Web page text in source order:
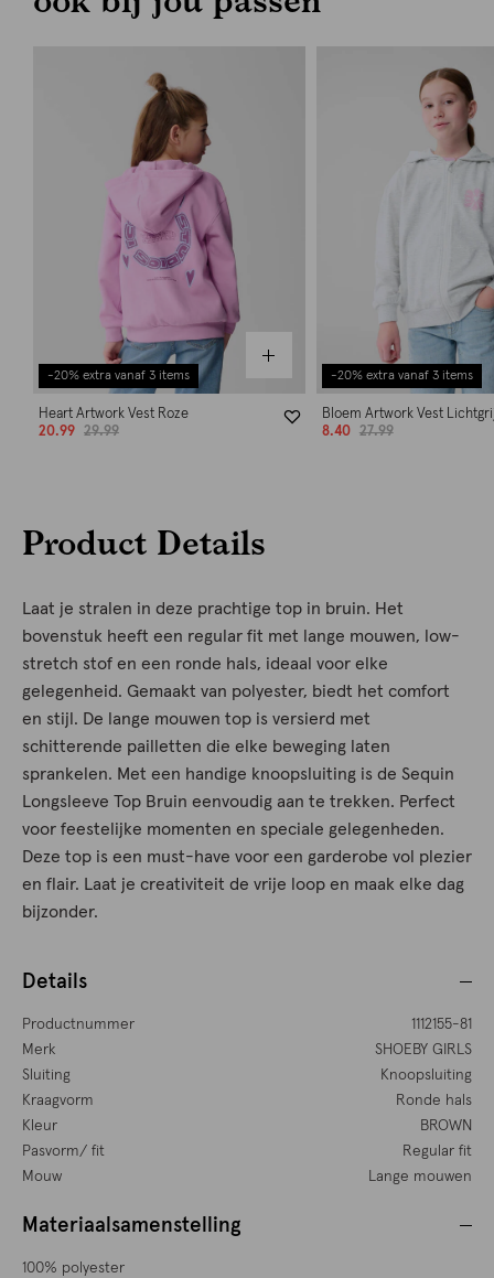
-20% extra vanaf 3 items
Heart Artwork Vest Roze
20.99
29.99
-20% extra vanaf 3 items
Bloem Artwork Vest
8.40
27.99
Product Details
Laat je stralen in deze prachtige top in bruin. Het
bovenstuk heeft een regular fit met lange mouwen, low-
stretch stof en een ronde hals, ideaal voor elke
gelegenheid. Gemaakt van polyester, biedt het comfort
en stijl. De lange mouwen top is versierd met
schitterende pailletten die elke beweging laten
sprankelen. Met een handige knoopsluiting is de Sequin
Longsleeve Top Bruin eenvoudig aan te trekken. Perfect
voor feestelijke momenten en speciale gelegenheden.
Deze top is een must-have voor een garderobe vol plezier
en flair. Laat je creativiteit de vrije loop en maak elke dag
bijzonder.
Details
Productnummer
1112155-81
Merk
SHOEBY GIRLS
Sluiting
Knoopsluiting
Kraagvorm
Ronde hals
Kleur
BROWN
Pasvorm/ fit
Regular fit
Mouw
Lange mouwen
Materiaalsamenstelling
100% polyester